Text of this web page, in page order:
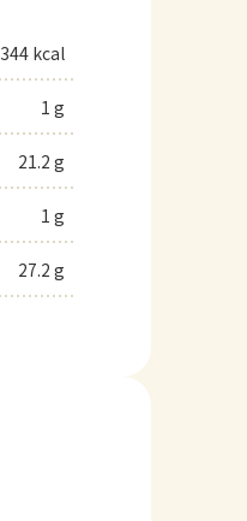
344 kcal
1 g
21.2 g
1 g
27.2 g